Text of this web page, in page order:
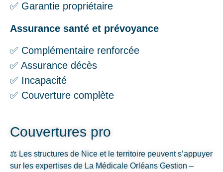
✅ Garantie propriétaire
Assurance santé et prévoyance
✅ Complémentaire renforcée
✅ Assurance décès
✅ Incapacité
✅ Couverture complète
Couvertures pro
⚖️ Les structures de Nice et le territoire peuvent s’appuyer
sur les expertises de La Médicale Orléans Gestion –